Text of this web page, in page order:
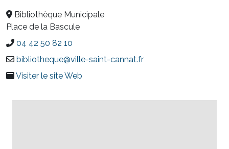
Bibliothèque Municipale
Place de la Bascule
04 42 50 82 10
bibliotheque@ville-saint-cannat.fr
Visiter le site Web